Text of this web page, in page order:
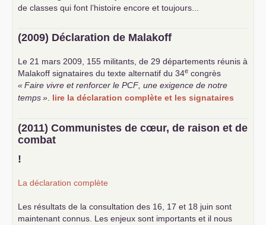
de classes qui font l’histoire encore et toujours...
(2009) Déclaration de Malakoff
Le 21 mars 2009, 155 militants, de 29 départements réunis à
Malakoff signataires du texte alternatif du 34e congrès
«Faire vivre et renforcer le PCF, une exigence de notre
temps». lire la déclaration complète et les signataires
(2011) Communistes de cœur, de raison et de
combat
!
La déclaration complète
Les résultats de la consultation des 16, 17 et 18 juin sont
maintenant connus. Les enjeux sont importants et il nous